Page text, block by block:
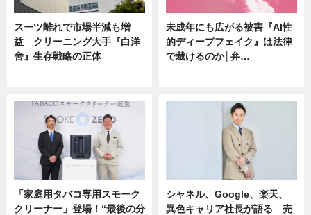
スーツ離れで市場半減も増
益 クリーニング大手『白洋
舍』生存戦略の正体
未成年にも広がる被害『AI性
的ディープフェイク』は法律
で裁けるのか│弁…
「家庭用タバコ専用スモーク
クリーナー」登場！“最後の分
シャネル、Google、楽天、
異色キャリア社長が語る 売